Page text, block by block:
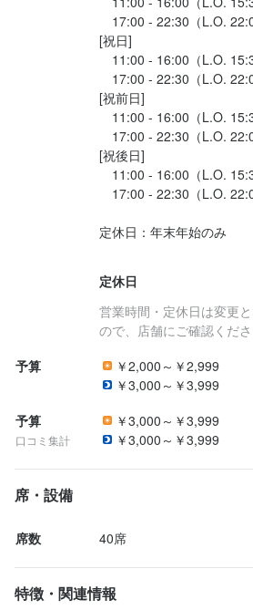
17:00 - 22:30（L.O.
[祝日]
11:00 - 16:00（L.O.
17:00 - 22:30（L.O.
[祝前日]
11:00 - 16:00（L.O.
17:00 - 22:30（L.O.
[祝後日]
11:00 - 16:00（L.O.
17:00 - 22:30（L.O.
定休日：年末年始のみ
定休日
営業時間・定休日は変更
ので、店舗にご確認くださ
予算
￥2,000～￥2,999
￥3,000～￥3,999
予算
口コミ集計
￥3,000～￥3,999
￥3,000～￥3,999
席・設備
席数 40席
特徴・関連情報
東京都渋谷区桜丘町15-17 渋谷グランベ
法人名・事業者名
株式会社Kaya Group
東京都渋谷区桜丘町15-17 渋谷グランベ
法人名・事業者名
株式会社Kaya Group